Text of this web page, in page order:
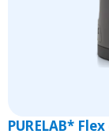
PURELAB*